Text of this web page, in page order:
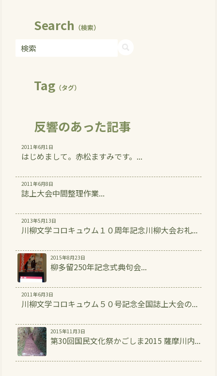
Search （検索）
Tag（タグ）
反響のあった記事
2011年6月1日
はじめまして。赤松ますみです。...
2011年6月8日
誌上大会中間整理作業...
2013年5月13日
川柳文学コロキュウム１０周年記念川柳大会お礼...
2015年8月23日
柳多留250年記念式典句会...
2011年6月3日
川柳文学コロキュウム５０号記念全国誌上大会の...
2015年11月3日
第30回国民文化祭かごしま2015 薩摩川内...